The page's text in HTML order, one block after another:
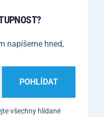
napíšeme hned,
POHLÍDAT
všechny hlídané